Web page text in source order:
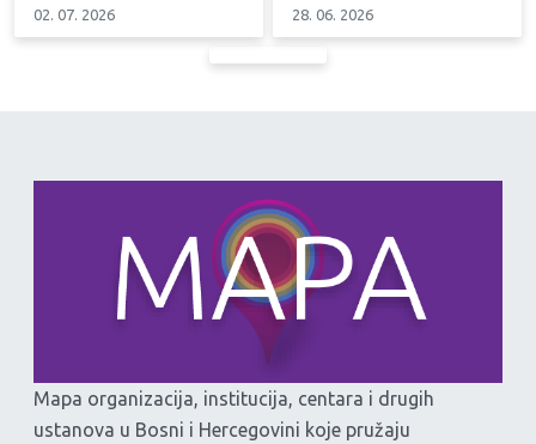
02. 07. 2026 28. 06. 2026
Mapa organizacija, institucija, centara i drugih
ustanova u Bosni i Hercegovini koje pružaju